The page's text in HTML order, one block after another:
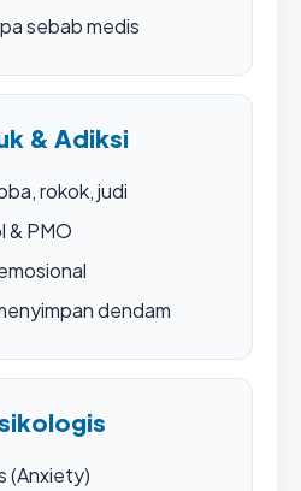
sebab medis
& Adiksi
rokok, judi
& PMO
dendam
(Anxiety)